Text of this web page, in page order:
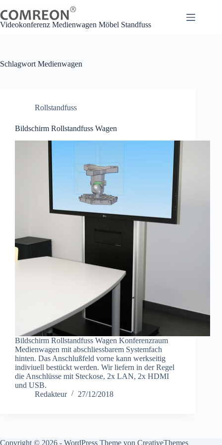
Inhalt
springen
Videokonferenz Medienwagen Möbel Standfuss
Schlagwort Medienwagen
Rollstandfuss
Bildschirm Rollstandfuss Wagen
Bildschirm Rollstandfuss Wagen Konferenzraum
Medienwagen mit abschliessbarem Systemfach
hinten. Das Anschlußfeld vorne kann werkseitig
indiviuell bestückt werden. Wir liefern in der Regel
die Anschlüsse mit Steckose, 2x LAN, 2x HDMI
und USB.
Redakteur
27/12/2018
Copyright © 2026 - WordPress Theme von CreativeThemes